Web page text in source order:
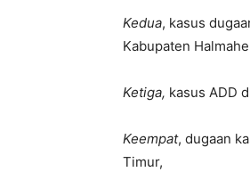
Kedua, kasus
Kabupaten
Ketiga, kasus ADD
Keempat, dugaan
Timur,